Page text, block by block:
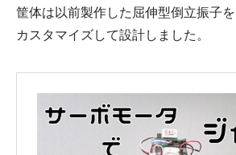
筐体は以前製作した屈伸型倒立振子
カスタマイズして設計しました。